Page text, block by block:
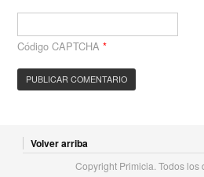
Código CAPTCHA *
Volver arriba
Copyright Primicia. Todos los